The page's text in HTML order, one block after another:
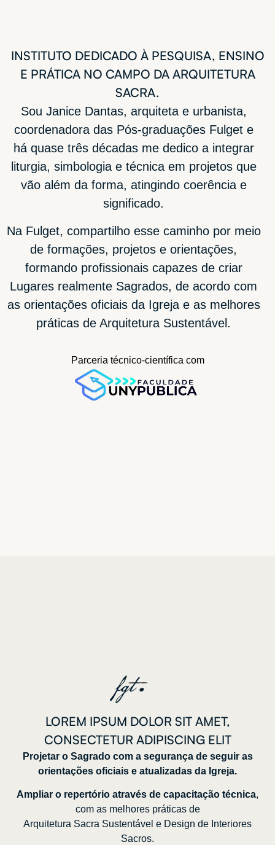
INSTITUTO DEDICADO À PESQUISA, ENSINO
E PRÁTICA NO CAMPO DA ARQUITETURA
SACRA.
Sou Janice Dantas, arquiteta e urbanista,
coordenadora das Pós-graduações Fulget e
há quase três décadas me dedico a integrar
liturgia, simbologia e técnica em projetos que
vão além da forma, atingindo coerência e
significado.
Na Fulget, compartilho esse caminho por meio
de formações, projetos e orientações,
formando profissionais capazes de criar
Lugares realmente Sagrados, de acordo com
as orientações oficiais da Igreja e as melhores
práticas de Arquitetura Sustentável.
Parceria técnico-científica com
LOREM IPSUM DOLOR SIT AMET,
CONSECTETUR ADIPISCING ELIT
Projetar o Sagrado com a segurança de seguir as
orientações oficiais e atualizadas da Igreja.
Ampliar o repertório através de capacitação técnica,
com as melhores práticas de
Arquitetura Sacra Sustentável e Design de Interiores
Sacros.